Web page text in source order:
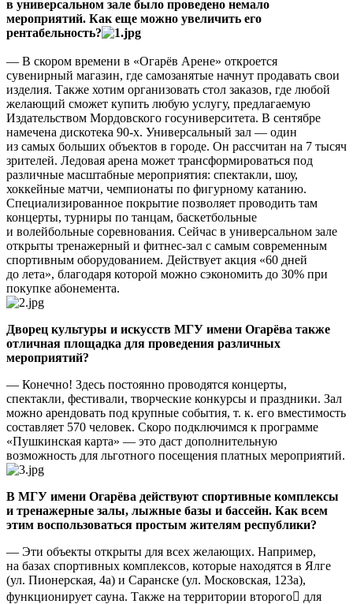
в универсальном зале было проведено немало
мероприятий. Как еще можно увеличить его
рентабельность?
— В скором времени в «Огарёв Арене» откроется
сувенирный магазин, где самозанятые начнут продавать свои
изделия. Также хотим организовать стол заказов, где любой
желающий сможет купить любую услугу, предлагаемую
Издательством Мордовского госуниверситета. В сентябре
намечена дискотека 90‑х. Универсальный зал — один
из самых больших объектов в городе. Он рассчитан на 7 тысяч
зрителей. Ледовая арена может трансформироваться под
различные масштабные мероприятия: спектакли, шоу,
хоккейные матчи, чемпионаты по фигурному катанию.
Специализированное покрытие позволяет проводить там
концерты, турниры по танцам, баскетбольные
и волейбольные соревнования. Сейчас в универсальном зале
открыты тренажерный и фитнес-зал с самым современным
спортивным оборудованием. Действует акция «60 дней
до лета», благодаря которой можно сэкономить до 30% при
покупке абонемента.
Дворец культуры и искусств МГУ имени Огарёва также
отличная площадка для проведения различных
мероприятий?
— Конечно! Здесь постоянно проводятся концерты,
спектакли, фестивали, творческие конкурсы и праздники. Зал
можно арендовать под крупные события, т. к. его вместимость
составляет 570 человек. Скоро подключимся к программе
«Пушкинская карта» — это даст дополнительную
возможность для льготного посещения платных мероприятий.
В МГУ имени Огарёва действуют спортивные комплексы
и тренажерные залы, лыжные базы и бассейн. Как всем
этим воспользоваться простым жителям республики?
— Эти объекты открыты для всех желающих. Например,
на базах спортивных комплексов, которые находятся в Ялге
(ул. Пионерская, 4а) и Саранске (ул. Московская, 123а),
функционирует сауна. Также на территории второго для